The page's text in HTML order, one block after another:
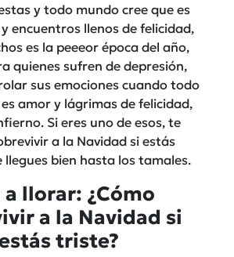
y todo mundo cree que es
encuentros llenos de felicidad,
es la peeeor época del año,
quienes sufren de depresión,
sus emociones cuando todo
amor y lágrimas de felicidad,
Si eres uno de esos, te
a la Navidad si estás
bien hasta los tamales.
a llorar: ¿Cómo
a la Navidad si
triste?